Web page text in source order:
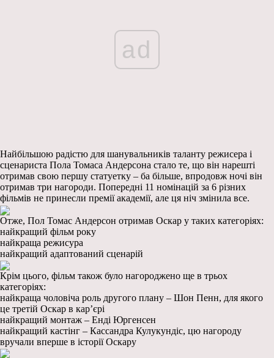
ad
Найбільшою радістю для шанувальників таланту режисера і
сценариста Пола Томаса Андерсона стало те, що він нарешті
отримав свою першу статуетку – ба більше, впродовж ночі він
отримав три нагороди. Попередні 11 номінацій за 6 різних
фільмів не принесли премії академії, але ця ніч змінила все.
Отже, Пол Томас Андерсон отримав Оскар у таких категоріях:
найкращий фільм року
найкраща режисура
найкращий адаптований сценарій
Крім цього, фільм також було нагороджено ще в трьох
категоріях:
найкраща чоловіча роль другого плану – Шон Пенн, для якого
це третій Оскар в кар’єрі
найкращий монтаж – Енді Юргенсен
найкращий кастінг – Кассандра Кулукундіс, цю нагороду
вручали вперше в історії Оскару